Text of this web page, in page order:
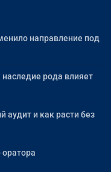
направление под
рода влияет
и как расти без
оратора